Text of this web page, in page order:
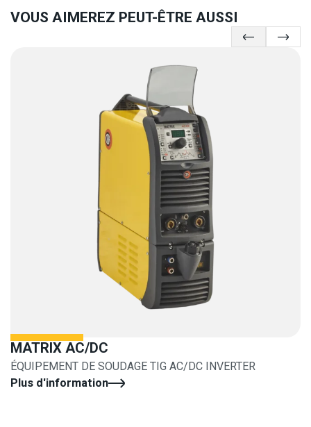
VOUS AIMEREZ PEUT-ÊTRE AUSSI
MATRIX AC/DC
ÉQUIPEMENT DE SOUDAGE TIG AC/DC INVERTER
Plus d'information